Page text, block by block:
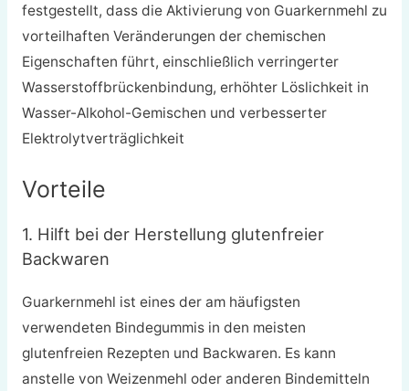
festgestellt, dass die Aktivierung von Guarkernmehl zu
vorteilhaften Veränderungen der chemischen
Eigenschaften führt, einschließlich verringerter
Wasserstoffbrückenbindung, erhöhter Löslichkeit in
Wasser-Alkohol-Gemischen und verbesserter
Elektrolytverträglichkeit
Vorteile
1. Hilft bei der Herstellung glutenfreier
Backwaren
Guarkernmehl ist eines der am häufigsten
verwendeten Bindegummis in den meisten
glutenfreien Rezepten und Backwaren. Es kann
anstelle von Weizenmehl oder anderen Bindemitteln